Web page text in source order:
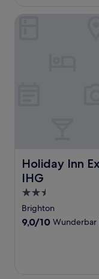
Holiday Inn
IHG
Holiday Inn
2.5-
Sterne-
Unterkunft
Brighton
9.0
9,0/10 Wunderbar